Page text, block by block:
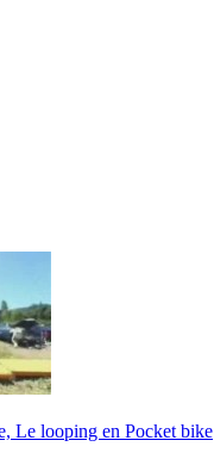
Le looping en Pocket bike